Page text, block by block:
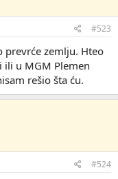
#523
prevrće zemlju. Hteo
ili u MGM Plemen
rešio šta ću.
#524